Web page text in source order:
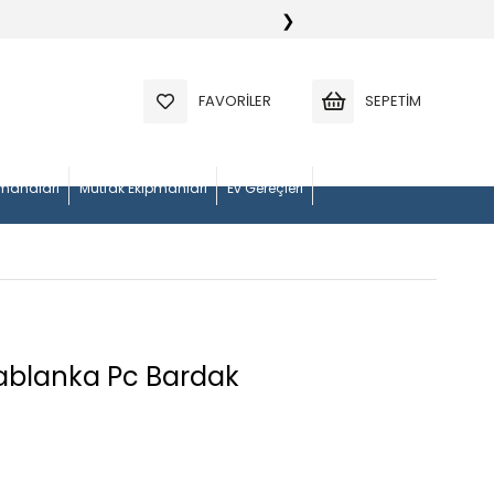
❯
FAVORILER SEPETIM
Mutfak Ekipmanları Ev Gereçleri
Pc Bardak